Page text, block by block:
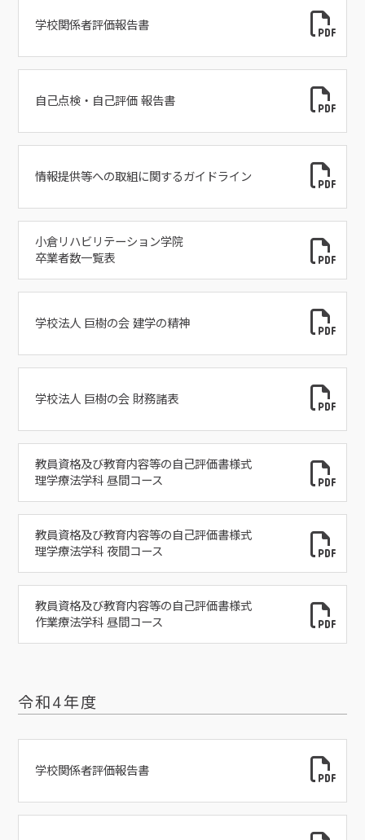
学校関係者評価報告書
自己点検・自己評価 報告書
情報提供等への取組に関するガイドライン
小倉リハビリテーション学院
卒業者数一覧表
学校法人 巨樹の会 建学の精神
学校法人 巨樹の会 財務諸表
教員資格及び教育内容等の自己評価書様式
理学療法学科 昼間コース
教員資格及び教育内容等の自己評価書様式
理学療法学科 夜間コース
教員資格及び教育内容等の自己評価書様式
作業療法学科 昼間コース
令和4年度
学校関係者評価報告書